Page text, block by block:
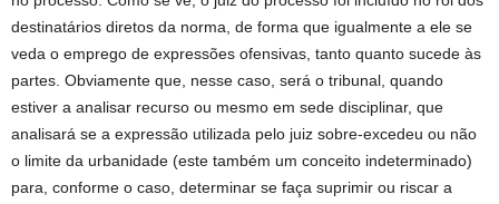
destinatários diretos da norma, de forma que igualmente a ele se
veda o emprego de expressões ofensivas, tanto quanto sucede às
partes. Obviamente que, nesse caso, será o tribunal, quando
estiver a analisar recurso ou mesmo em sede disciplinar, que
analisará se a expressão utilizada pelo juiz sobre-excedeu ou não
o limite da urbanidade (este também um conceito indeterminado)
para, conforme o caso, determinar se faça suprimir ou riscar a